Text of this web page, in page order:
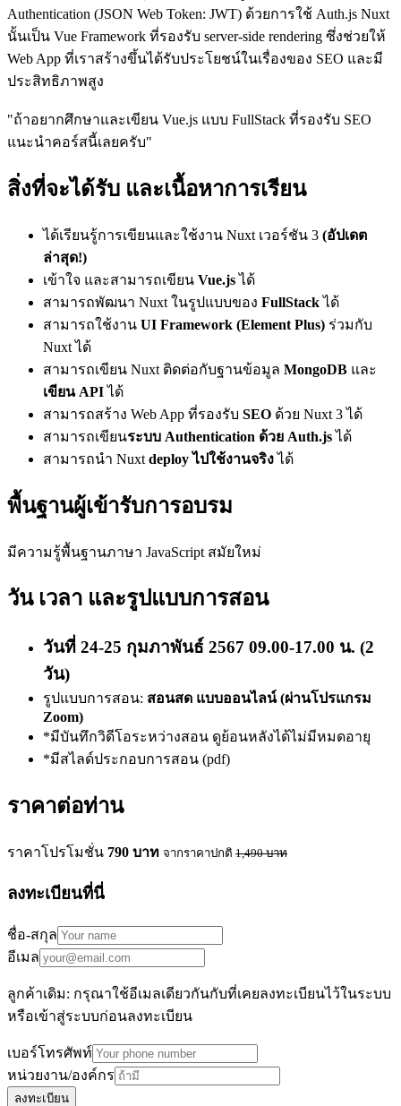
Authentication (JSON Web Token: JWT) ด้วยการใช้ Auth.js Nuxt
นั้นเป็น Vue Framework ที่รองรับ server-side rendering ซึ่งช่วยให้
Web App ที่เราสร้างขึ้นได้รับประโยชน์ในเรื่องของ SEO และมี
ประสิทธิภาพสูง
"ถ้าอยากศึกษาและเขียน Vue.js แบบ FullStack ที่รองรับ SEO
แนะนำคอร์สนี้เลยครับ"
สิ่งที่จะได้รับ และเนื้อหาการเรียน
ได้เรียนรู้การเขียนและใช้งาน Nuxt เวอร์ชัน 3 (อัปเดต
ล่าสุด!)
เข้าใจ และสามารถเขียน Vue.jsได้
สามารถพัฒนา Nuxt ในรูปแบบของ FullStackได้
สามารถใช้งาน UI Framework (Element Plus) ร่วมกับ
Nuxt ได้
สามารถเขียน Nuxt ติดต่อกับฐานข้อมูล MongoDB และ
เขียน APIได้
สามารถสร้าง Web App ที่รองรับ SEO ด้วย Nuxt 3 ได้
สามารถเขียนระบบ Authentication ด้วย Auth.jsได้
สามารถนำ Nuxt deploy ไปใช้งานจริงได้
พื้นฐานผู้เข้ารับการอบรม
มีความรู้พื้นฐานภาษา JavaScript สมัยใหม่
วัน เวลา และรูปแบบการสอน
วันที่ 24-25 กุมภาพันธ์ 2567 09.00-17.00 น. (2
วัน)
รูปแบบการสอน: สอนสด แบบออนไลน์ (ผ่านโปรแกรม
Zoom)
*มีบันทึกวิดีโอระหว่างสอน ดูย้อนหลังได้ไม่มีหมดอายุ
*มีสไลด์ประกอบการสอน (pdf)
ราคาต่อท่าน
ราคาโปรโมชั่น 790 บาท จากราคาปกติ 1,490บาท
ลงทะเบียนที่นี่
ชื่อ-สกุล
อีเมล
ลูกค้าเดิม: กรุณาใช้อีเมลเดียวกันกับที่เคยลงทะเบียนไว้ในระบบ
หรือเข้าสู่ระบบก่อนลงทะเบียน
เบอร์โทรศัพท์
หน่วยงาน/องค์กร
ลงทะเบียน